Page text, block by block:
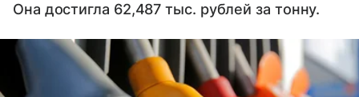
Она достигла 62,487 тыс. рублей за тонну.